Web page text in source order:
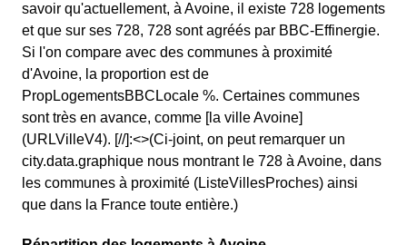
savoir qu'actuellement, à Avoine, il existe 728 logements
et que sur ses 728, 728 sont agréés par BBC-Effinergie.
Si l'on compare avec des communes à proximité
d'Avoine, la proportion est de
PropLogementsBBCLocale %. Certaines communes
sont très en avance, comme [la ville Avoine]
(URLVilleV4). [//]:<>(Ci-joint, on peut remarquer un
city.data.graphique nous montrant le 728 à Avoine, dans
les communes à proximité (ListeVillesProches) ainsi
que dans la France toute entière.)